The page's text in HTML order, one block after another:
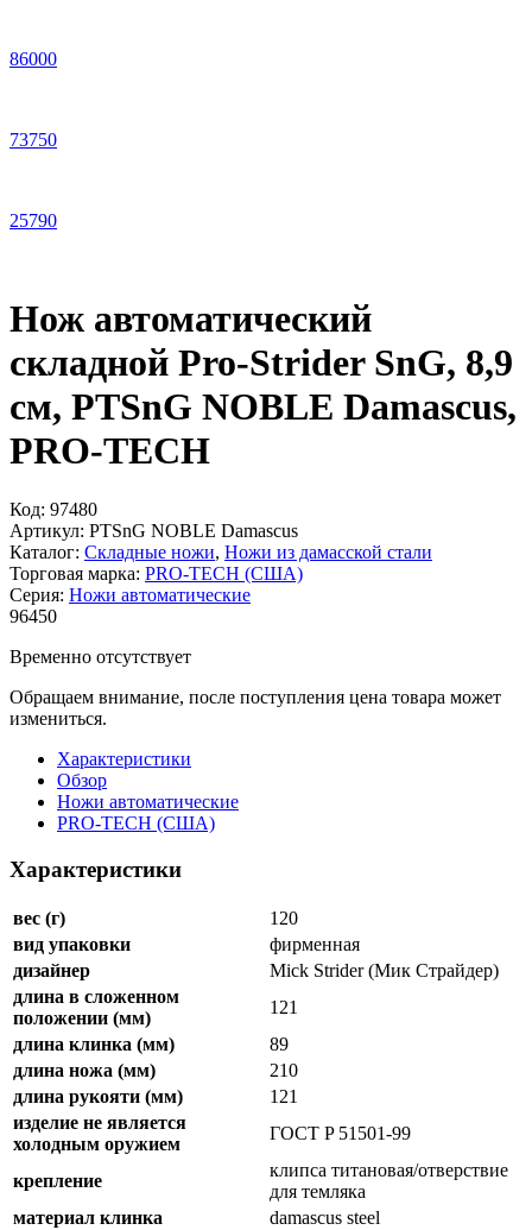
86000
73750
25790
Нож автоматический
складной Pro-Strider SnG, 8,9
см, PTSnG NOBLE Damascus,
PRO-TECH
Код: 97480
Артикул: PTSnG NOBLE Damascus
Каталог: Складные ножи, Ножи из дамасской стали
Торговая марка: PRO-TECH (США)
Серия: Ножи автоматические
96450
Временно отсутствует
Обращаем внимание, после поступления цена товара может
измениться.
Характеристики
Обзор
Ножи автоматические
PRO-TECH (США)
Характеристики
вес (г)
120
вид упаковки
фирменная
дизайнер
Mick Strider (Мик Страйдер)
длина в сложенном
положении (мм)
121
длина клинка (мм)
89
длина ножа (мм)
210
длина рукояти (мм)
121
изделие не является
холодным оружием
ГОСТ P 51501-99
крепление
клипса титановая/отверствие
для темляка
материал клинка
damascus steel